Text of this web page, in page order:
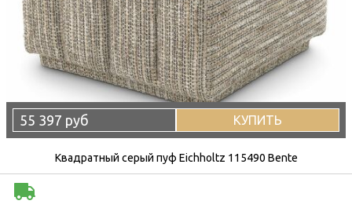
55 397 руб КУПИТЬ
Квадратный серый пуф Eichholtz 115490 Bente